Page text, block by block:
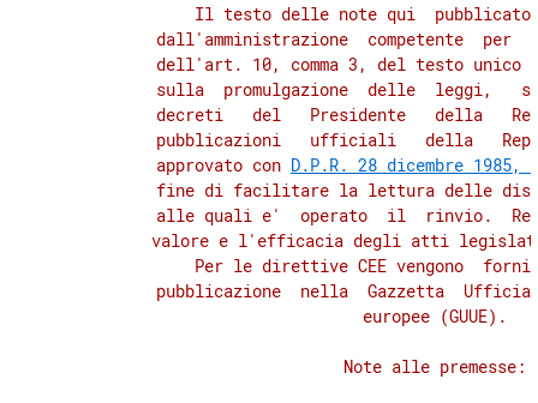
Il testo delle note qui
dall'amministrazione  competente  per
dell'art. 10, comma 3, del testo unico
sulla  promulgazione  delle  leggi,
decreti   del   Presidente   della
pubblicazioni   ufficiali   della
          approvato con
D.P.R. 28 dicembre 1985,
fine di facilitare la lettura delle
alle quali e'  operato  il  rinvio.
valore e l'efficacia degli atti
Per le direttive CEE vengono
pubblicazione  nella  Gazzetta
          europee (GUUE).
          Note alle premesse: